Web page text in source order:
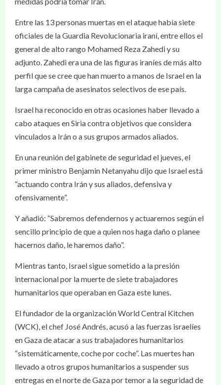
Entre las 13 personas muertas en el ataque había siete
oficiales de la Guardia Revolucionaria iraní, entre ellos el
general de alto rango Mohamed Reza Zahedi y su
adjunto. Zahedi era una de las figuras iraníes de más alto
perfil que se cree que han muerto a manos de Israel en la
larga campaña de asesinatos selectivos de ese país.
Israel ha reconocido en otras ocasiones haber llevado a
cabo ataques en Siria contra objetivos que considera
vinculados a Irán o a sus grupos armados aliados.
En una reunión del gabinete de seguridad el jueves, el
primer ministro Benjamin Netanyahu dijo que Israel está
“actuando contra Irán y sus aliados, defensiva y
ofensivamente”.
Y añadió: “Sabremos defendernos y actuaremos según el
sencillo principio de que a quien nos haga daño o planee
hacernos daño, le haremos daño”.
Mientras tanto, Israel sigue sometido a la presión
internacional por la muerte de siete trabajadores
humanitarios que operaban en Gaza este lunes.
El fundador de la organización World Central Kitchen
(WCK), el chef José Andrés, acusó a las fuerzas israelíes
en Gaza de atacar a sus trabajadores humanitarios
“sistemáticamente, coche por coche”. Las muertes han
llevado a otros grupos humanitarios a suspender sus
entregas en el norte de Gaza por temor a la seguridad de